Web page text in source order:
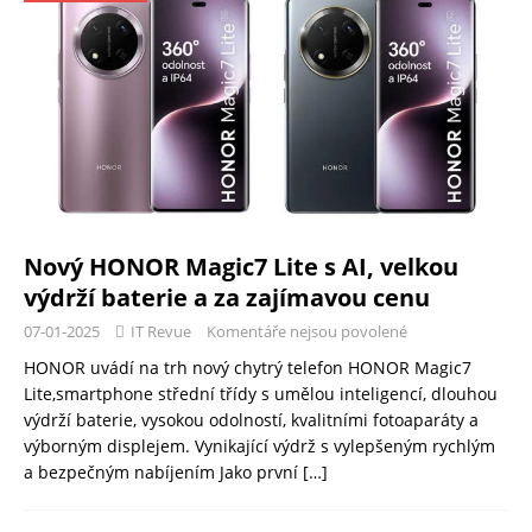
Nový HONOR Magic7 Lite s AI, velkou
výdrží baterie a za zajímavou cenu
07-01-2025 IT Revue Komentáře nejsou povolené
HONOR uvádí na trh nový chytrý telefon HONOR Magic7
Lite,smartphone střední třídy s umělou inteligencí, dlouhou
výdrží baterie, vysokou odolností, kvalitními fotoaparáty a
výborným displejem. Vynikající výdrž s vylepšeným rychlým
a bezpečným nabíjením Jako první […]